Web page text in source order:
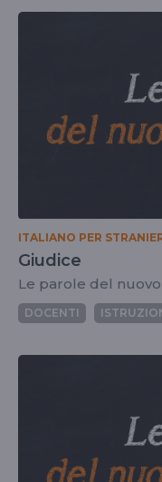
ITALIANO PER
Giudice
Le parole del
DOCENTI